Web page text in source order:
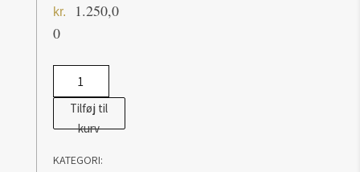
kr.
1.250,0
0
Steen
Kirkegaard
Erichsen
antal
Tilføj til
kurv
KATEGORI: